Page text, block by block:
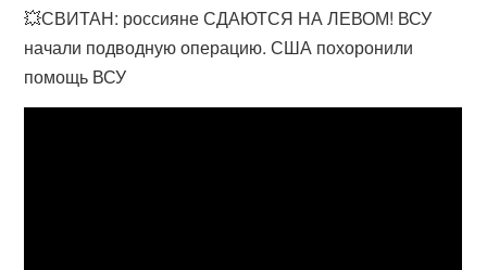
💥СВИТАН: россияне СДАЮТСЯ НА ЛЕВОМ! ВСУ
начали подводную операцию. США похоронили
помощь ВСУ